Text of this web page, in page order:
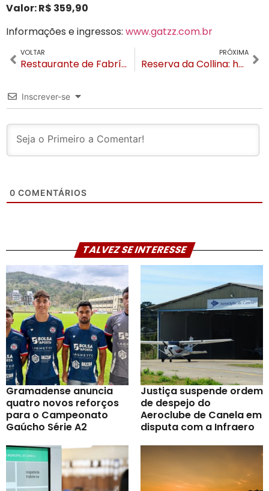
Valor: R$ 359,90
Informações e ingressos: www.gatzz.com.br
VOLTAR
Restaurante de Fabrício Werdum em Gramado inaugura nesta quinta-feira
PRÓXIMA
Reserva da Collina: hotel une aconchego, exclusividade e cenário exuberante em Gramado
Inscrever-se
0 COMENTÁRIOS
TALVEZ SE INTERESSE
Gramadense anuncia
quatro novos reforços
para o Campeonato
Gaúcho Série A2
Justiça suspende ordem
de despejo do
Aeroclube de Canela em
disputa com a Infraero